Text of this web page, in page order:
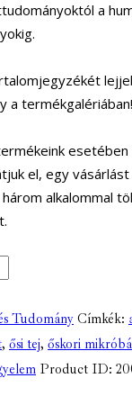
a
a termékgalériában!
el, egy
alkalommal
Tudomány Címkék:
, ősi tej, őskori
Product ID: